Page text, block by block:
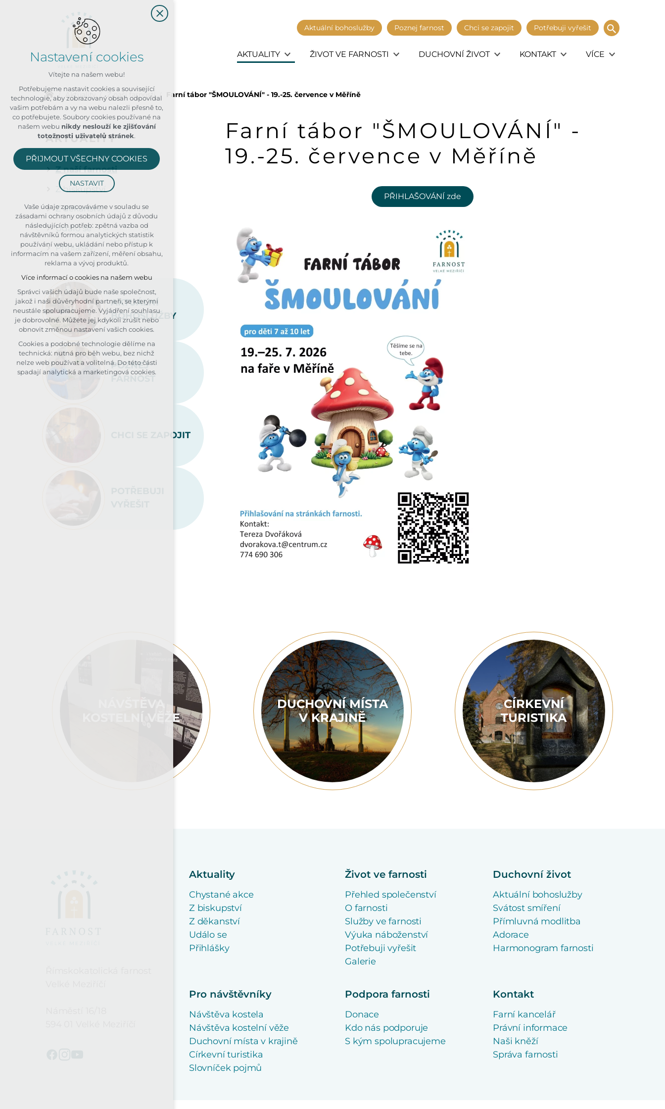
Aktuální bohoslužby Poznej farnost Chci se zapojit Potřebuji vyřešit
AKTUALITY ŽIVOT VE FARNOSTI DUCHOVNÍ ŽIVOT KONTAKT VÍCE
Aktuality Z naší farnosti Farní tábor "ŠMOULOVÁNÍ" - 19.-25. července v Měříně
Farní tábor "ŠMOULOVÁNÍ" -
19.-25. července v Měříně
PŘIHLAŠOVÁNÍ zde
AKTUALITY
Z naší farnosti
Z biskupství
Z děkanství
Událo se
Přihlášky
AKTUÁLNÍ
BOHOSLUŽBY
POZNEJ
FARNOST
CHCI SE ZAPOJIT
KOSTELNÍ VĚŽE
DUCHOVNÍ MÍSTA
V KRAJINĚ
CÍRKEVNÍ
TURISTIKA
Aktuality
Chystané akce
Z biskupství
Z děkanství
Událo se
Přihlášky
Život ve farnosti
Přehled společenství
O farnosti
Služby ve farnosti
Výuka náboženství
Potřebuji vyřešit
Galerie
Duchovní život
Aktuální bohoslužby
Svátost smíření
Přímluvná modlitba
Adorace
Harmonogram farnosti
Pro návštěvníky
Návštěva kostela
Návštěva kostelní věže
Duchovní místa v krajině
Církevní turistika
Slovníček pojmů
Podpora farnosti
Donace
Kdo nás podporuje
S kým spolupracujeme
Kontakt
Farní kancelář
Právní informace
Naši kněží
Správa farnosti
Nastavení cookies
Vítejte na našem webu!
Potřebujeme nastavit cookies a související
technologie, aby zobrazovaný obsah odpovídal
vašim potřebám a vy na webu nalezli přesně to,
co potřebujete. Soubory cookies používané na
našem webu nikdy neslouží ke zjišťování
totožnosti uživatelů stránek.
PŘIJMOUT VŠECHNY COOKIES
NASTAVIT
Technická cookies
nutná pro provozování webu
udržení kontextu stránek (session):
případná přihlášení, volby jazyka, apod.
Volitelná cookies
analytická pro anonymizované
vyhodnocení návštěvnosti
marketingová cookies (Google, Seznam,
Facebook)
Více informací o cookies na našem webu
PŘIJMOUT VŠECHNY COOKIES
ODMÍTNOUT VOLITELNÁ
Vaše údaje zpracováváme v souladu se
zásadami ochrany osobních údajů z důvodu
následujících potřeb: zpětná vazba od
návštěvníků formou analytických statistik
používání webu, ukládání nebo přístup k
informacím na vašem zařízení, měření obsahu,
reklama a vývoj produktů.
Více informací o cookies na našem webu
Správci vašich údajů bude naše společnost,
jakož i naši důvěryhodní partneři, se kterými
neustále spolupracujeme. Vyjádření souhlasu
je dobrovolné. Můžete jej kdykoli zrušit nebo
obnovit změnou nastavení vašich cookies.
Cookies a podobné technologie dělíme na
technická: nutná pro běh webu, bez nichž
nelze web používat a volitelná. Do této části
spadají analytická a marketingová cookies.